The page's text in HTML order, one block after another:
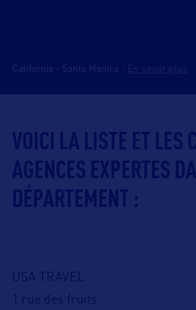
Californie - Santa Monica
VOICI LA LISTE ET LES
AGENCES EXPERTES
DÉPARTEMENT :
USA TRAVEL
1 rue des fruits